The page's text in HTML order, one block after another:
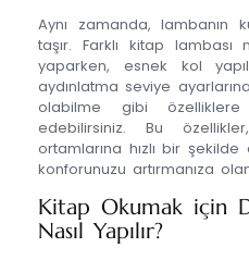
Aynı zamanda, lambanın
taşır. Farklı kitap
yaparken, esnek kol
aydınlatma seviye
olabilme gibi
edebilirsiniz. Bu
ortamlarına hızlı bir
konforunuzu artırmanıza
Kitap Okumak için
Nasıl Yapılır?